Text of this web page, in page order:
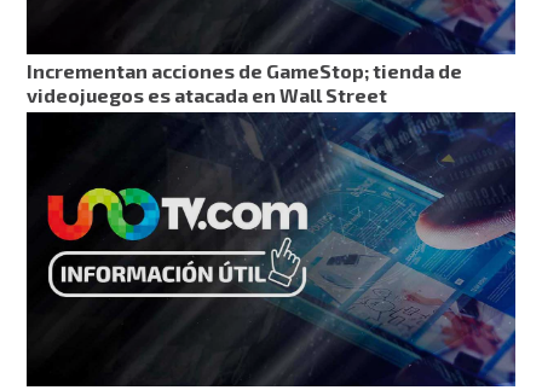
Incrementan acciones de GameStop; tienda de
videojuegos es atacada en Wall Street